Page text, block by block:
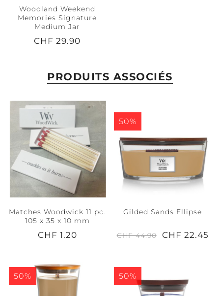
Woodland Weekend
Memories Signature
Medium Jar
CHF 29.90
PRODUITS ASSOCIÉS
Matches Woodwick 11 pc.
105 x 35 x 10 mm
CHF 1.20
50%
Gilded Sands Ellipse
CHF 44.90 CHF 22.45
50% 50%